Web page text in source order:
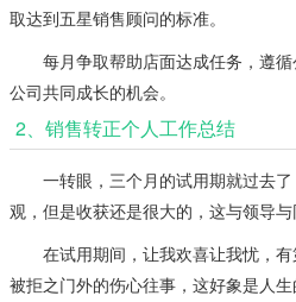
取达到五星销售顾问的标准。
每月争取帮助店面达成任务，遵循
公司共同成长的机会。
2、销售转正个人工作总结
一转眼，三个月的试用期就过去了
观，但是收获还是很大的，这与领导与
在试用期间，让我欢喜让我忧，有
被拒之门外的伤心往事，这好象是人生